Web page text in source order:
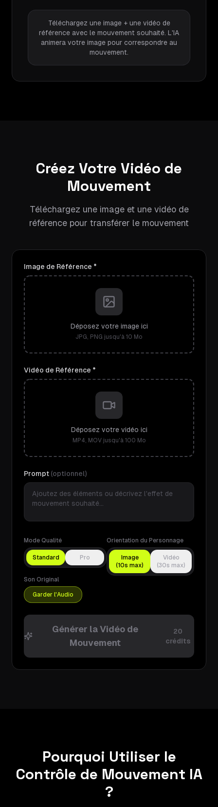
Téléchargez une image + une vidéo de
référence avec le mouvement souhaité. L'IA
animera votre image pour correspondre au
mouvement.
Créez Votre Vidéo de
Mouvement
Téléchargez une image et une vidéo de
référence pour transférer le mouvement
Image de Référence *
Déposez votre image ici
JPG, PNG jusqu'à 10 Mo
Vidéo de Référence *
Déposez votre vidéo ici
MP4, MOV jusqu'à 100 Mo
Prompt (optionnel)
Mode Qualité
Standard Pro
Orientation du Personnage
Image
(10s max)
Vidéo
(30s max)
Son Original
Garder l'Audio
Générer la Vidéo de
Mouvement
20
crédits
Pourquoi Utiliser le
Contrôle de Mouvement IA
?